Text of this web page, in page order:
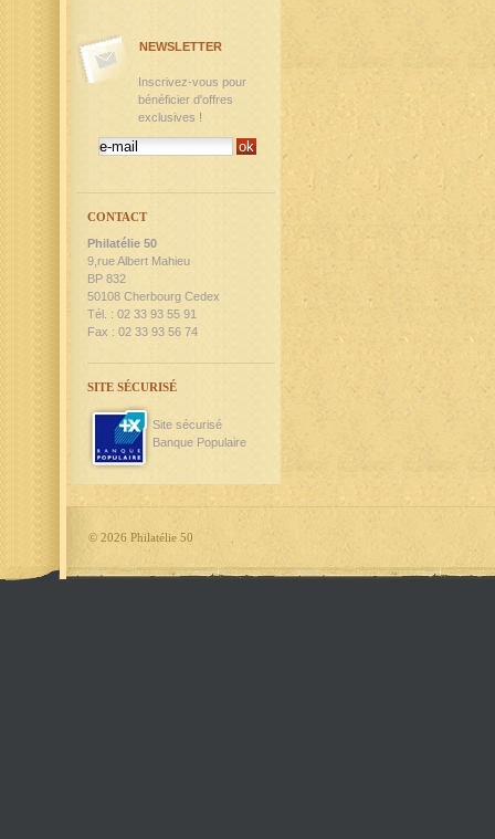
NEWSLETTER
Inscrivez-vous pour
bénéficier d'offres
exclusives !
CONTACT
Philatélie 50
9,rue Albert Mahieu
BP 832
50108 Cherbourg Cedex
Tél. : 02 33 93 55 91
Fax : 02 33 93 56 74
SITE SÉCURISÉ
Site sécurisé
Banque Populaire
© 2026 Philatélie 50